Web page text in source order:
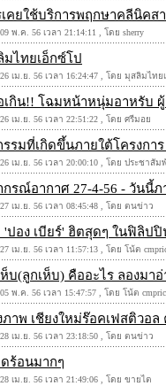
เคยใช้บริการพฤกษาคลีนิคส
พ.ค. 56 เวลา 21:14:11 , โดย sherry
มไทยเอ็กซ์โป
เม.ย. 56 เวลา 16:24:47 , โดย มุสลิมไทย
เกิน!! โฉมหน้าหนุ่มอาหรับ
เม.ย. 56 เวลา 22:51:22 , โดย ศรีมอย
รรมที่เกิดขึ้นภายใต้โครงการ
เม.ย. 56 เวลา 20:00:10 , โดย ประชาสัม
กรณ์อากาศ 27-4-56 - วันนี้ภ
เม.ย. 56 เวลา 08:45:48 , โดย ตนข่าว
'ปอง เบียร์' ฮิตสุดๆ ในฟิลิป
เม.ย. 56 เวลา 11:57:13 , โดย โน้ต
ห็บ(ลูกเห็บ) คืออะไร ลองมา
พ.ค. 56 เวลา 15:47:57 , โดย โน้ต
ภาพ เชียงใหม่ร๊อคเฟสติวอล
เม.ย. 56 เวลา 23:18:50 , โดย ตนข่าว
ดร้อนมากๆ
เม.ย. 56 เวลา 21:49:06 , โดย ขายไต